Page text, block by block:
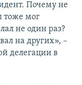
Почему не
тоже мог
не один раз?
на других», –
делегации в